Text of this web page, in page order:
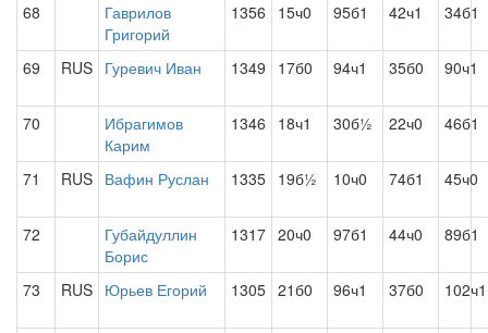
68
Гаврилов
Григорий
1356 15ч0 95б1 42ч1 34б1
69 RUS Гуревич Иван 1349 17б0 94ч1 35б0 90ч1
70
Ибрагимов
Карим
1346 18ч1 30б½ 22ч0 46б1
71 RUS Вафин Руслан 1335 19б½ 10ч0 74б1 45ч0
72
Губайдуллин
Борис
1317 20ч0 97б1 44ч0 89б1
73 RUS Юрьев Егорий 1305 21б0 96ч1 37б0 102ч1